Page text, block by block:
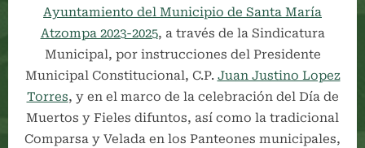
Ayuntamiento del Municipio de Santa María
Atzompa 2023-2025, a través de la Sindicatura
Municipal, por instrucciones del Presidente
Municipal Constitucional, C.P. Juan Justino Lopez
Torres, y en el marco de la celebración del Día de
Muertos y Fieles difuntos, así como la tradicional
Comparsa y Velada en los Panteones municipales,